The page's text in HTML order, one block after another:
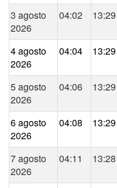
3 agosto
2026
04:02 13:29
4 agosto
2026
04:04 13:29
5 agosto
2026
04:06 13:29
6 agosto
2026
04:08 13:29
7 agosto
2026
04:11 13:28